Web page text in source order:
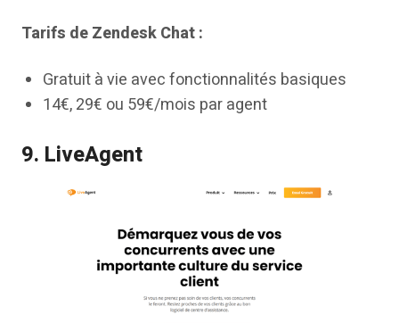
Tarifs de Zendesk Chat :
Gratuit à vie avec fonctionnalités basiques
14€, 29€ ou 59€/mois par agent
9. LiveAgent